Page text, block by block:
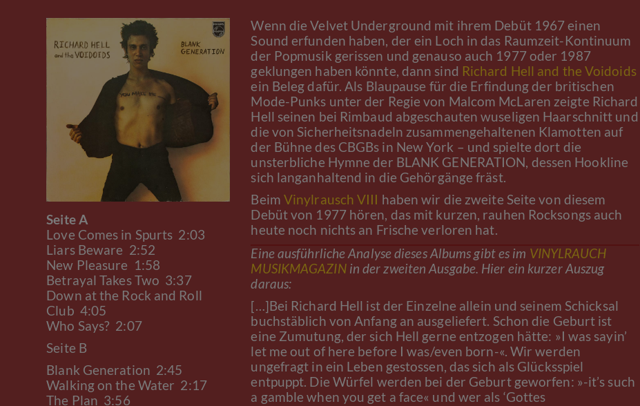
Seite A
Love Comes in Spurts 2:03
Liars Beware 2:52
New Pleasure 1:58
Betrayal Takes Two 3:37
Down at the Rock and Roll
Club 4:05
Who Says? 2:07
Seite B
Blank Generation 2:45
Walking on the Water 2:17
The Plan 3:56
Wenn die Velvet Underground mit ihrem Debüt 1967 einen
Sound erfunden haben, der ein Loch in das Raumzeit-Kontinuum
der Popmusik gerissen und genauso auch 1977 oder 1987
geklungen haben könnte, dann sind Richard Hell and the Voidoids
ein Beleg dafür. Als Blaupause für die Erfindung der britischen
Mode-Punks unter der Regie von Malcom McLaren zeigte Richard
Hell seinen bei Rimbaud abgeschauten wuseligen Haarschnitt und
die von Sicherheitsnadeln zusammengehaltenen Klamotten auf
der Bühne des CBGBs in New York – und spielte dort die
unsterbliche Hymne der BLANK GENERATION, dessen Hookline
sich langanhaltend in die Gehörgänge fräst.
Beim Vinylrausch VIII haben wir die zweite Seite von diesem
Debüt von 1977 hören, das mit kurzen, rauhen Rocksongs auch
heute noch nichts an Frische verloren hat.
Eine ausführliche Analyse dieses Albums gibt es im VINYLRAUCH
MUSIKMAGAZINin der zweiten Ausgabe. Hier ein kurzer Auszug
daraus:
[…]Bei Richard Hell ist der Einzelne allein und seinem Schicksal
buchstäblich von Anfang an ausgeliefert. Schon die Geburt ist
eine Zumutung, der sich Hell gerne entzogen hätte: »I was sayin’
let me out of here before I was/even born-«. Wir werden
ungefragt in ein Leben gestossen, das sich als Glücksspiel
entpuppt. Die Würfel werden bei der Geburt geworfen: »-it’s such
a gamble when you get a face« und wer als ‘Gottes